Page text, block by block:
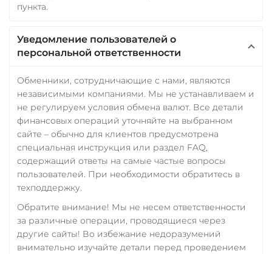
пункта.
Уведомление пользователей о
персональной ответственности
Обменники, сотрудничающие с нами, являются
независимыми компаниями. Мы не устанавливаем и
не регулируем условия обмена валют. Все детали
финансовых операций уточняйте на выбранном
сайте – обычно для клиентов предусмотрена
специальная инструкция или раздел FAQ,
содержащий ответы на самые частые вопросы
пользователей. При необходимости обратитесь в
техподдержку.
Обратите внимание! Мы не несем ответственности
за различные операции, проводящиеся через
другие сайты! Во избежание недоразумений
внимательно изучайте детали перед проведением